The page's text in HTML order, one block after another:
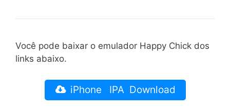
Você pode baixar o emulador Happy Chick dos
links abaixo.
iPhone IPA Download